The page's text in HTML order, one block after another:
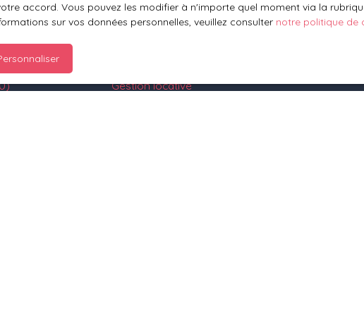
Mettre en location
Gestion locative
accord. Vous pouvez les modifier à n'importe quel moment via la
sur vos données personnelles, veuillez consulter notre politique de